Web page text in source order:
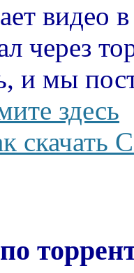
видео
через
и мы
здесь
скачать